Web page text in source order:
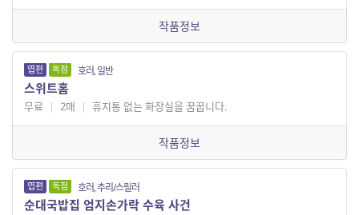
작품정보
엽편 독점 호러, 일반
스위트홈
무료 | 2매 | 휴지통 없는 화장실을 꿈꿉니다.
작품정보
엽편 독점 호러, 추리/스릴러
순대국밥집 엄지손가락 수육 사건